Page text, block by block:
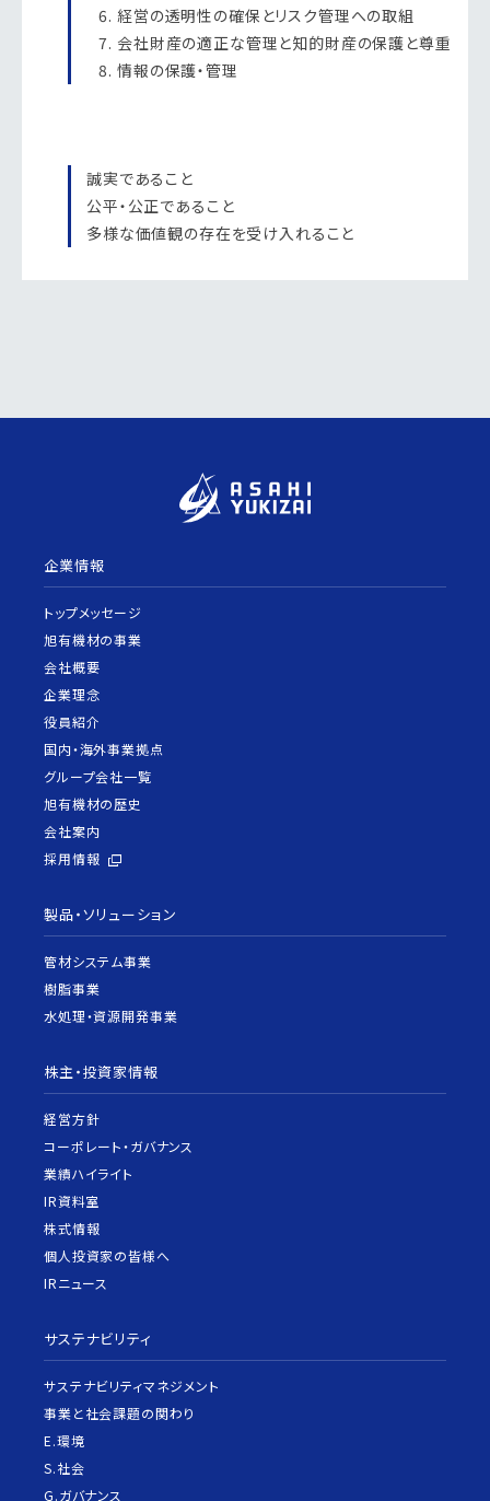
経営の透明性の確保とリスク管理への取組
会社財産の適正な管理と知的財産の保護と尊重
情報の保護・管理
誠実であること
公平・公正であること
多様な価値観の存在を受け入れること
企業情報
トップメッセージ
旭有機材の事業
会社概要
企業理念
役員紹介
国内・海外事業拠点
グループ会社一覧
旭有機材の歴史
会社案内
採用情報
製品・ソリューション
管材システム事業
樹脂事業
水処理・資源開発事業
株主・投資家情報
経営方針
コーポレート・ガバナンス
業績ハイライト
IR資料室
株式情報
個人投資家の皆様へ
IRニュース
サステナビリティ
サステナビリティマネジメント
事業と社会課題の関わり
E.環境
S.社会
G.ガバナンス